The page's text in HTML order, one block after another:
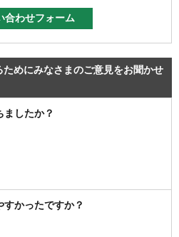
めにみなさまのご意見をお聞かせ
ましたか？
かったですか？